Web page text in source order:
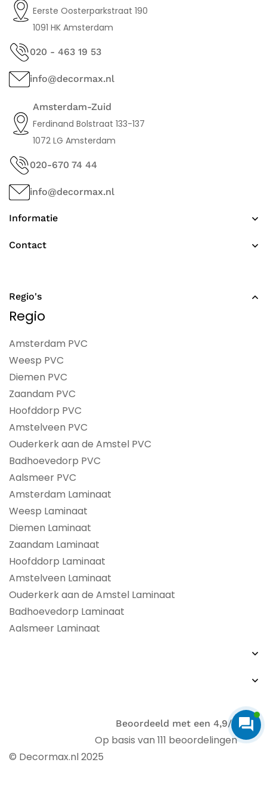
Eerste Oosterparkstraat 190
1091 HK Amsterdam
020 - 463 19 53
info@decormax.nl
Informatie
Contact
Amsterdam-Zuid
Ferdinand Bolstraat 133-137
1072 LG Amsterdam
020-670 74 44
info@decormax.nl
Regio's
Regio
Amsterdam PVC
Weesp PVC
Diemen PVC
Zaandam PVC
Hoofddorp PVC
Amstelveen PVC
Ouderkerk aan de Amstel PVC
Badhoevedorp PVC
Aalsmeer PVC
Amsterdam Laminaat
Weesp Laminaat
Diemen Laminaat
Zaandam Laminaat
Hoofddorp Laminaat
Amstelveen Laminaat
Ouderkerk aan de Amstel Laminaat
Badhoevedorp Laminaat
Aalsmeer Laminaat
© Decormax.nl 2025
Beoordeeld met een 4,9/5
Op basis van 111 beoordelingen